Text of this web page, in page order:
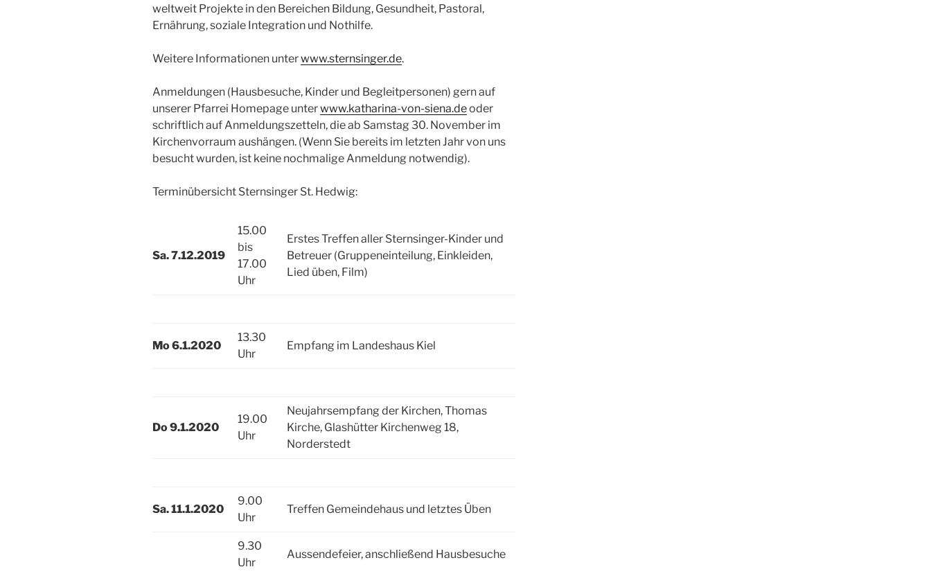
weltweit Projekte in den Bereichen Bildung, Gesundheit, Pastoral,
Ernährung, soziale Integration und Nothilfe.
Weitere Informationen unterwww.sternsinger.de.
Anmeldungen (Hausbesuche, Kinder und Begleitpersonen) gern auf
unserer Pfarrei Homepage unterwww.katharina-von-siena.deoder
schriftlich auf Anmeldungszetteln, die ab Samstag 30. November im
Kirchenvorraum aushängen. (Wenn Sie bereits im letzten Jahr von uns
besucht wurden, ist keine nochmalige Anmeldung notwendig).
Terminübersicht Sternsinger St. Hedwig:
Sa. 7.12.2019
15.00
bis
17.00
Uhr
Erstes Treffen aller Sternsinger-Kinder und
Betreuer (Gruppeneinteilung, Einkleiden,
Lied üben, Film)
Mo 6.1.2020
13.30
Uhr
Empfang im Landeshaus Kiel
Do 9.1.2020
19.00
Uhr
Neujahrsempfang der Kirchen, Thomas
Kirche, Glashütter Kirchenweg 18,
Norderstedt
Sa. 11.1.2020
9.00
Uhr
Treffen Gemeindehaus und letztes Üben
9.30
Uhr
Aussendefeier, anschließend Hausbesuche